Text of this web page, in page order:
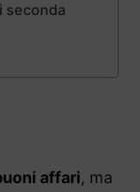
seconda
affari, ma